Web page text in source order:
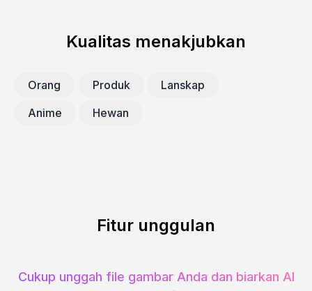
Kualitas menakjubkan
Orang
Anime
Produk
Hewan
Lanskap
Fitur unggulan
Cukup unggah file gambar Anda dan biarkan AI